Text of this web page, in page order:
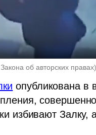
об авторских правах)
опубликована в
избивают Залку,